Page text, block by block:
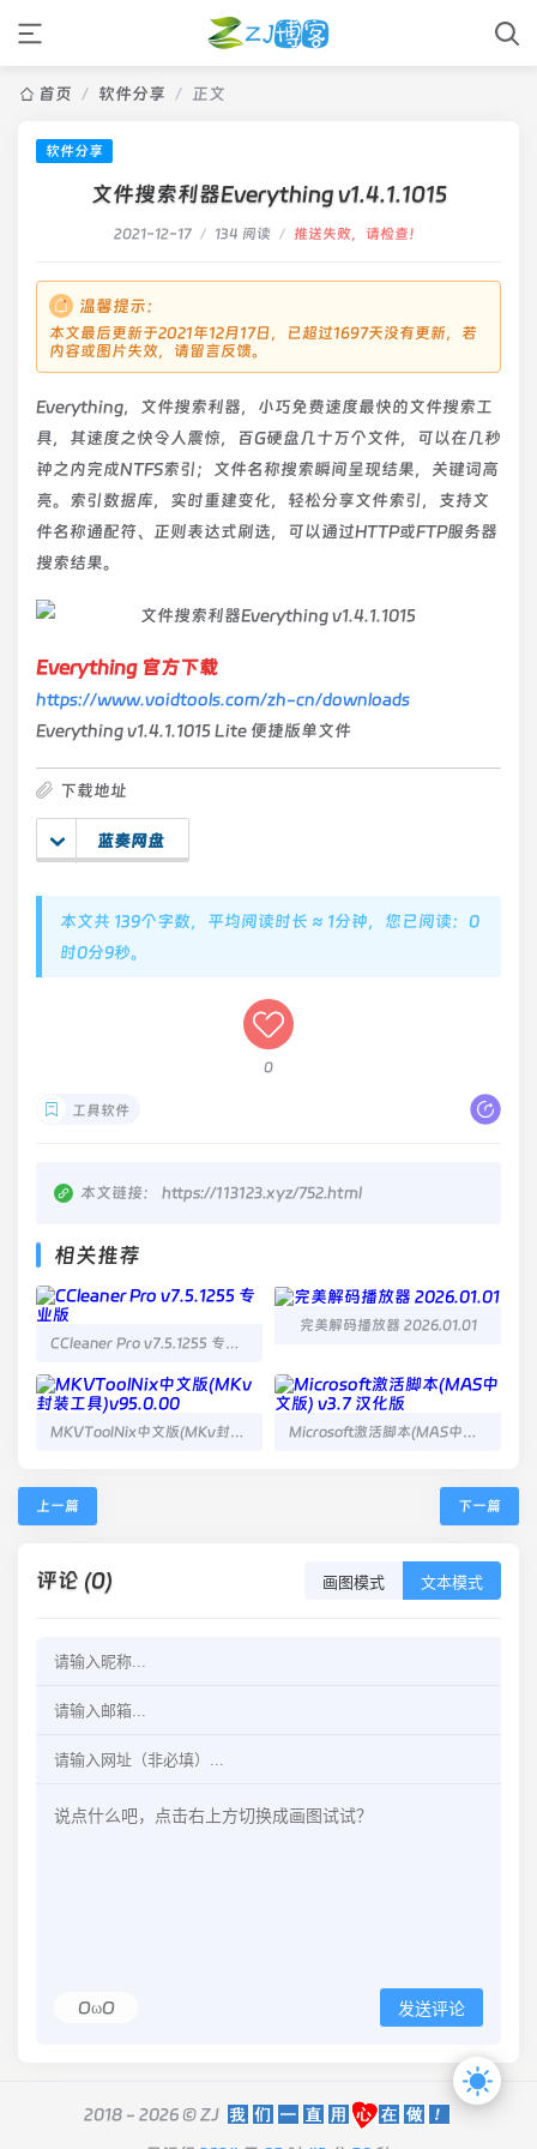
首页 / 软件分享 / 正文
软件分享
文件搜索利器Everything v1.4.1.1015
2021-12-17 / 134 阅读 / 推送失败，请检查！
温馨提示：
本文最后更新于2021年12月17日，已超过1697天没有更新，若
内容或图片失效，请留言反馈。
Everything，文件搜索利器，小巧免费速度最快的文件搜索工
具，其速度之快令人震惊，百G硬盘几十万个文件，可以在几秒
钟之内完成NTFS索引；文件名称搜索瞬间呈现结果，关键词高
亮。索引数据库，实时重建变化，轻松分享文件索引，支持文
件名称通配符、正则表达式刷选，可以通过HTTP或FTP服务器
搜索结果。
Everything 官方下载
https://www.voidtools.com/zh-cn/downloads
Everything v1.4.1.1015 Lite 便捷版单文件
下载地址
蓝奏网盘
本文共 139个字数，平均阅读时长 ≈ 1分钟，您已阅读：0
时0分9秒。
0
工具软件
本文链接： https://113123.xyz/752.html
相关推荐
CCleaner Pro v7.5.1255 专业版
完美解码播放器 2026.01.01
MKVToolNix中文版(MKv封装工具)v95.0.00 Microsoft激活脚本(MAS中文版) v3.7 汉化版
上一篇 下一篇
评论 (0) 画图模式 文本模式
OωO 发送评论
2018 - 2026 ©ZJ